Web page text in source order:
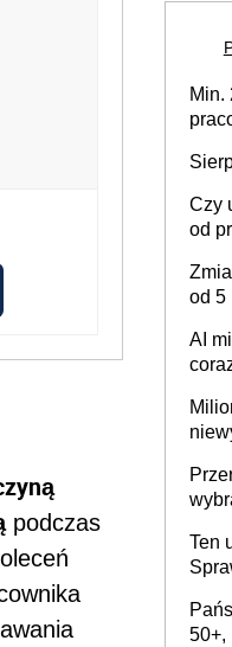
podczas
Min.
Czy
od
od 5
AI
Ten
50+,